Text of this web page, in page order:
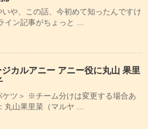
いや、この話、今初めて知ったんですけ
イン記事がちょっと ...
カルアニー アニー役に丸山 果里
ケツ＞ ※チーム分けは変更する場合あ
丸山果里菜（マルヤ ...